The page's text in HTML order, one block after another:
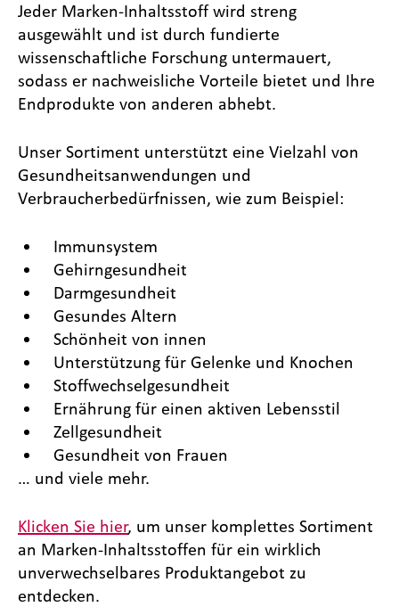
Jeder Marken-Inhaltsstoff wird streng
ausgewählt und ist durch fundierte
wissenschaftliche Forschung untermauert,
sodass er nachweisliche Vorteile bietet und Ihre
Endprodukte von anderen abhebt.
Unser Sortiment unterstützt eine Vielzahl von
Gesundheitsanwendungen und
Verbraucherbedürfnissen, wie zum Beispiel:
Immunsystem
Gehirngesundheit
Darmgesundheit
Gesundes Altern
Schönheit von innen
Unterstützung für Gelenke und Knochen
Stoffwechselgesundheit
Ernährung für einen aktiven Lebensstil
Zellgesundheit
Gesundheit von Frauen
… und viele mehr.
Klicken Sie hier, um unser komplettes Sortiment
an Marken-Inhaltsstoffen für ein wirklich
unverwechselbares Produktangebot zu
entdecken.